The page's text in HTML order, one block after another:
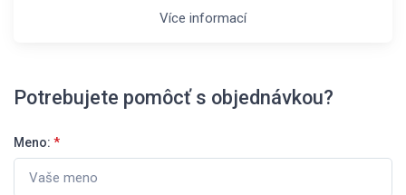
Více informací
Potrebujete pomôcť s objednávkou?
Meno: *